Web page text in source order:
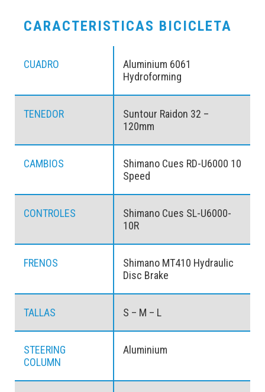
CARACTERISTICAS BICICLETA
CUADRO
Aluminium 6061
Hydroforming
TENEDOR
Suntour Raidon 32 –
120mm
CAMBIOS
Shimano Cues RD-U6000 10
Speed
CONTROLES
Shimano Cues SL-U6000-
10R
FRENOS
Shimano MT410 Hydraulic
Disc Brake
TALLAS S – M – L
STEERING
COLUMN
Aluminium